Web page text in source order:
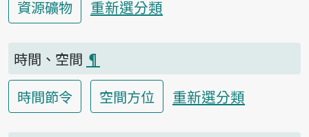
資源礦物
重新選分類
時間、空間 ¶
時間節令
空間方位 重新選分類